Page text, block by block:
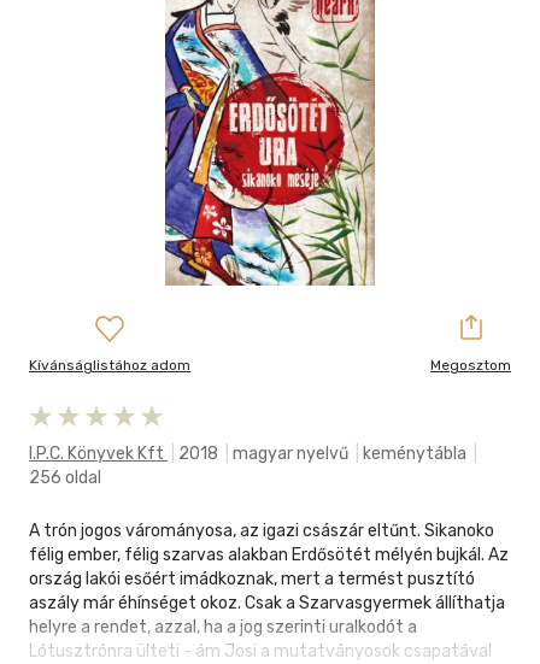
Kívánságlistához adom Megosztom
I.p.c. Könyvek Kft 2018 magyar nyelvű keménytábla
256 oldal
A trón jogos várományosa, az igazi császár eltűnt. Sikanoko
félig ember, félig szarvas alakban Erdősötét mélyén bujkál. Az
ország lakói esőért imádkoznak, mert a termést pusztító
aszály már éhínséget okoz. Csak a Szarvasgyermek állíthatja
helyre a rendet, azzal, ha a jog szerinti uralkodót a
Lótusztrónra ülteti - ám Josi a mutatványosok csapatával